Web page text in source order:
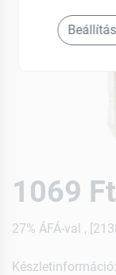
1069 Ft
27% ÁFÁ-val ,
Készletinformáció: